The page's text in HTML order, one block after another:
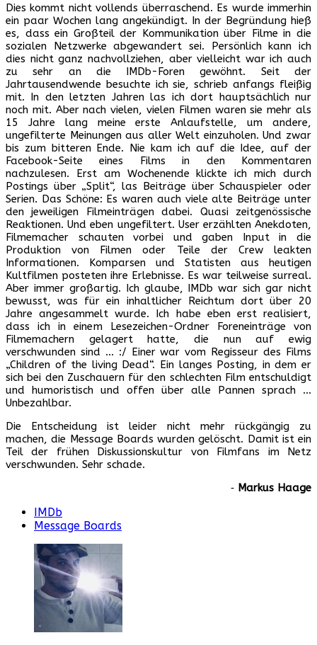
Dies kommt nicht vollends überraschend. Es wurde immerhin
ein paar Wochen lang angekündigt. In der Begründung hieß
es, dass ein Großteil der Kommunikation über Filme in die
sozialen Netzwerke abgewandert sei. Persönlich kann ich
dies nicht ganz nachvollziehen, aber vielleicht war ich auch
zu sehr an die IMDb-Foren gewöhnt. Seit der
Jahrtausendwende besuchte ich sie, schrieb anfangs fleißig
mit. In den letzten Jahren las ich dort hauptsächlich nur
noch mit. Aber nach vielen, vielen Filmen waren sie mehr als
15 Jahre lang meine erste Anlaufstelle, um andere,
ungefilterte Meinungen aus aller Welt einzuholen. Und zwar
bis zum bitteren Ende. Nie kam ich auf die Idee, auf der
Facebook-Seite eines Films in den Kommentaren
nachzulesen. Erst am Wochenende klickte ich mich durch
Postings über „Split“, las Beiträge über Schauspieler oder
Serien. Das Schöne: Es waren auch viele alte Beiträge unter
den jeweiligen Filmeinträgen dabei. Quasi zeitgenössische
Reaktionen. Und eben ungefiltert. User erzählten Anekdoten,
Filmemacher schauten vorbei und gaben Input in die
Produktion von Filmen oder Teile der Crew leakten
Informationen. Komparsen und Statisten aus heutigen
Kultfilmen posteten ihre Erlebnisse. Es war teilweise surreal.
Aber immer großartig. Ich glaube, IMDb war sich gar nicht
bewusst, was für ein inhaltlicher Reichtum dort über 20
Jahre angesammelt wurde. Ich habe eben erst realisiert,
dass ich in einem Lesezeichen-Ordner Foreneinträge von
Filmemachern gelagert hatte, die nun auf ewig
verschwunden sind … :/ Einer war vom Regisseur des Films
„Children of the living Dead“. Ein langes Posting, in dem er
sich bei den Zuschauern für den schlechten Film entschuldigt
und humoristisch und offen über alle Pannen sprach …
Unbezahlbar.
Die Entscheidung ist leider nicht mehr rückgängig zu
machen, die Message Boards wurden gelöscht. Damit ist ein
Teil der frühen Diskussionskultur von Filmfans im Netz
verschwunden. Sehr schade.
‐ Markus Haage
IMDb
Message Boards